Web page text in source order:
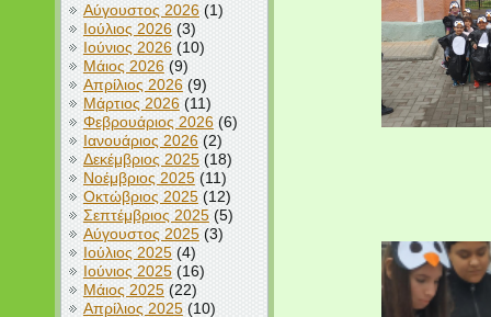
Αύγουστος 2026(1)
Ιούλιος 2026(3)
Ιούνιος 2026(10)
Μάιος 2026(9)
Απρίλιος 2026(9)
Μάρτιος 2026(11)
Φεβρουάριος 2026(6)
Ιανουάριος 2026(2)
Δεκέμβριος 2025(18)
Νοέμβριος 2025(11)
Οκτώβριος 2025(12)
Σεπτέμβριος 2025(5)
Αύγουστος 2025(3)
Ιούλιος 2025(4)
Ιούνιος 2025(16)
Μάιος 2025(22)
Απρίλιος 2025(10)